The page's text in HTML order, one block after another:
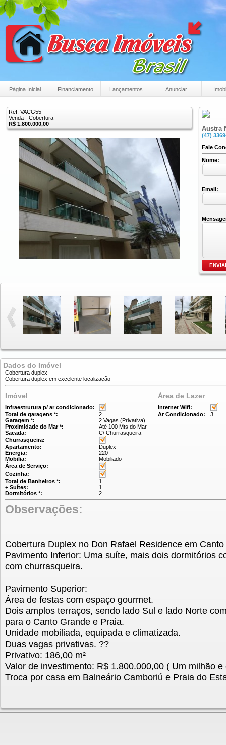
Página Inicial Financiamento Lançamentos Anunciar
Ref: VACG55
Venda - Cobertura
R$ 1.800.000,00
Austra
(47)
Fale
Nome:
Email:
Dados do Imóvel
Cobertura duplex
Cobertura duplex em excelente localização
Imóvel Área de Lazer
Infraestrutura p/ ar condicionado:
Total de garagens *:
2
Garagem *:
2 Vagas (Privativa)
Proximidade do Mar *:
Até 100 Mts do Mar
Sacada:
C/ Churrasqueira
Churrasqueira:
Apartamento:
Duplex
Energia:
220
Mobilia:
Mobiliado
Área de Serviço:
Cozinha:
Total de Banheiros *:
1
+ Suítes:
1
Dormitórios *:
2
Internet Wifi:
Ar Condicionado:
3
Observações:
Cobertura Duplex no Don Rafael Residence em
Pavimento Inferior: Uma suíte, mais dois dormitórios
com churrasqueira.
Pavimento Superior:
Área de festas com espaço gourmet.
Dois amplos terraços, sendo lado Sul e lado Norte
para o Canto Grande e Praia.
Unidade mobiliada, equipada e climatizada.
Duas vagas privativas. ??
Privativo: 186,00 m²
Valor de investimento: R$ 1.800.000,00 ( Um milhão
Troca por casa em Balneário Camboriú e Praia do